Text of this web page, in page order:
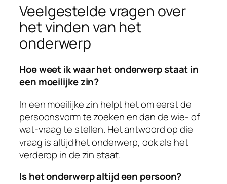
Veelgestelde vragen over
het vinden van het
onderwerp
Hoe weet ik waar het onderwerp staat in
een moeilijke zin?
In een moeilijke zin helpt het om eerst de
persoonsvorm te zoeken en dan de wie- of
wat-vraag te stellen. Het antwoord op die
vraag is altijd het onderwerp, ook als het
verderop in de zin staat.
Is het onderwerp altijd een persoon?